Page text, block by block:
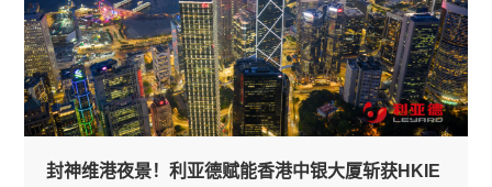
封神维港夜景！利亚德赋能香港中银大厦斩获HKIE